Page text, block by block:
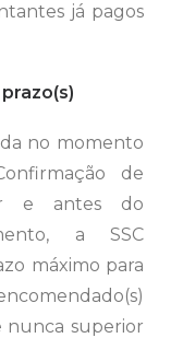
já pagos
no momento
de
e antes do
a SSC
máximo para
nunca superior